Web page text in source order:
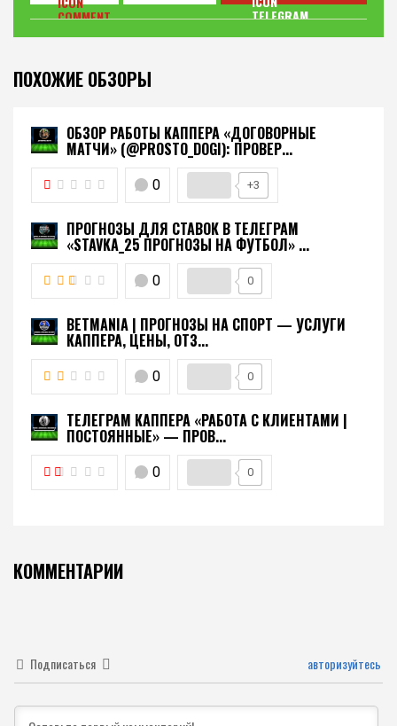
ПОХОЖИЕ ОБЗОРЫ
ОБЗОР РАБОТЫ КАППЕРА «ДОГОВОРНЫЕ
МАТЧИ» (@PROSTO_DOGI): ПРОВЕР...
0 +3
ПРОГНОЗЫ ДЛЯ СТАВОК В ТЕЛЕГРАМ
«STAVKA_25 ПРОГНОЗЫ НА ФУТБОЛ» ...
0 0
BETMANIA | ПРОГНОЗЫ НА СПОРТ — УСЛУГИ
КАППЕРА, ЦЕНЫ, ОТЗ...
0 0
ТЕЛЕГРАМ КАППЕРА «РАБОТА С КЛИЕНТАМИ |
ПОСТОЯННЫЕ» — ПРОВ...
0 0
КОММЕНТАРИИ
Подписаться авторизуйтесь